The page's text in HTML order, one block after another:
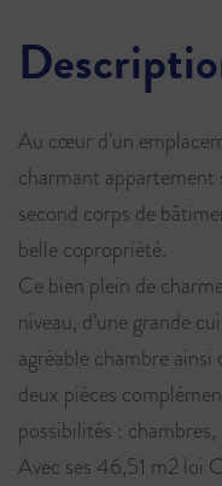
Au cœur d’un
charmant
second corps de
belle copropriété.
Ce bien plein de
niveau, d’une grande
agréable chambre ainsi
deux pièces
possibilités :
Avec ses 46,51 m2 loi